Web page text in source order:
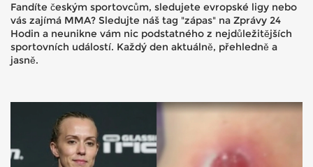
Fandíte českým sportovcům, sledujete evropské ligy nebo
vás zajímá MMA? Sledujte náš tag "zápas" na Zprávy 24
Hodin a neunikne vám nic podstatného z nejdůležitějších
sportovních událostí. Každý den aktuálně, přehledně a
jasně.